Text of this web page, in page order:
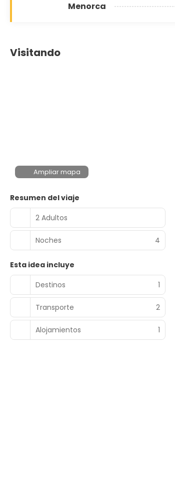
Menorca
Visitando
Ampliar mapa
Resumen del viaje
2 Adultos
Noches 4
Esta idea incluye
Destinos
1
Transporte 2
Alojamientos 1